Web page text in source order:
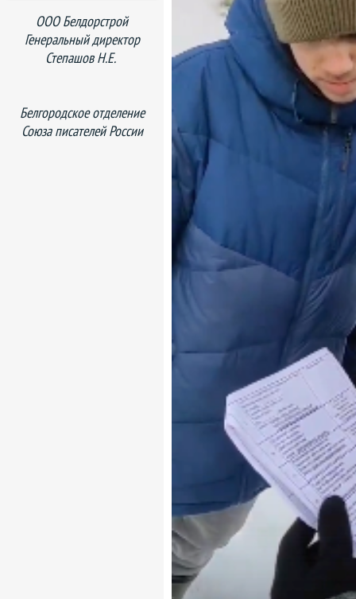
ООО Белдорстрой
Генеральный директор
Степашов Н.Е.
Белгородское отделение
Союза писателей России